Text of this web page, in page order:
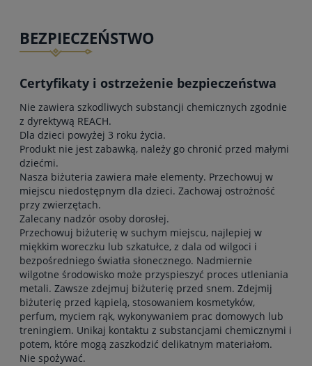
BEZPIECZEŃSTWO
Certyfikaty i ostrzeżenie bezpieczeństwa
Nie zawiera szkodliwych substancji chemicznych zgodnie
z dyrektywą REACH.
Dla dzieci powyżej 3 roku życia.
Produkt nie jest zabawką, należy go chronić przed małymi
dziećmi.
Nasza biżuteria zawiera małe elementy. Przechowuj w
miejscu niedostępnym dla dzieci. Zachowaj ostrożność
przy zwierzętach.
Zalecany nadzór osoby dorosłej.
Przechowuj biżuterię w suchym miejscu, najlepiej w
miękkim woreczku lub szkatułce, z dala od wilgoci i
bezpośredniego światła słonecznego. Nadmiernie
wilgotne środowisko może przyspieszyć proces utleniania
metali. Zawsze zdejmuj biżuterię przed snem. Zdejmij
biżuterię przed kąpielą, stosowaniem kosmetyków,
perfum, myciem rąk, wykonywaniem prac domowych lub
treningiem. Unikaj kontaktu z substancjami chemicznymi i
potem, które mogą zaszkodzić delikatnym materiałom.
Nie spożywać.